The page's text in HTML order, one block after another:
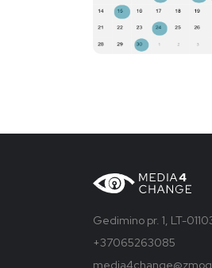
Gedimino pr. 1, LT-
+37065263085